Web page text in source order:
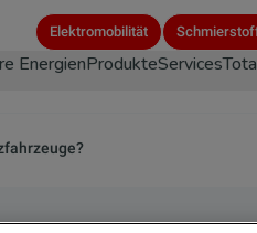
Direkt
zum
EnergienProdukteServices
Elektromobilität